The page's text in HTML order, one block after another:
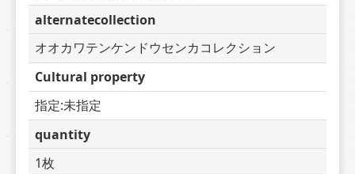
alternatecollection
オオカワテンケンドウセンカコレクション
Cultural property
指定:未指定
quantity
1枚